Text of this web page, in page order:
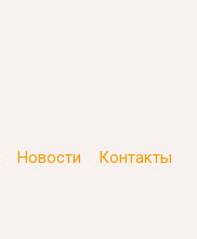
Новости Контакты